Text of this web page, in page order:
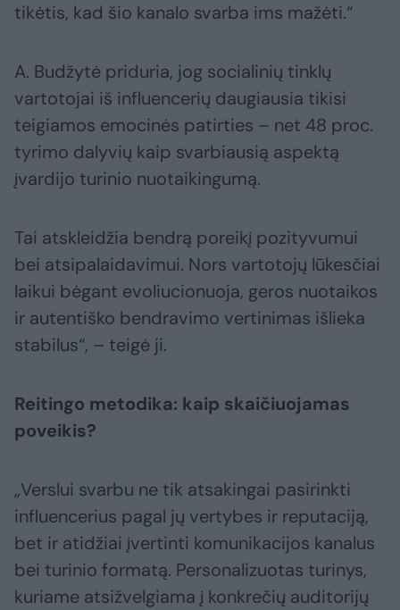
tikėtis, kad šio kanalo svarba ims mažėti.“
A. Budžytė priduria, jog socialinių tinklų
vartotojai iš influencerių daugiausia tikisi
teigiamos emocinės patirties – net 48 proc.
tyrimo dalyvių kaip svarbiausią aspektą
įvardijo turinio nuotaikingumą.
Tai atskleidžia bendrą poreikį pozityvumui
bei atsipalaidavimui. Nors vartotojų lūkesčiai
laikui bėgant evoliucionuoja, geros nuotaikos
ir autentiško bendravimo vertinimas išlieka
stabilus“, – teigė ji.
Reitingo metodika: kaip skaičiuojamas
poveikis?
„Verslui svarbu ne tik atsakingai pasirinkti
influencerius pagal jų vertybes ir reputaciją,
bet ir atidžiai įvertinti komunikacijos kanalus
bei turinio formatą. Personalizuotas turinys,
kuriame atsižvelgiama į konkrečių auditorijų